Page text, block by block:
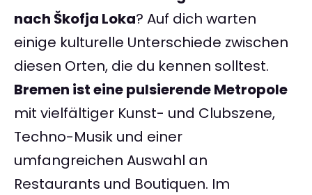
nach Škofja Loka? Auf dich warten
einige kulturelle Unterschiede zwischen
diesen Orten, die du kennen solltest.
Bremen ist eine pulsierende Metropole
mit vielfältiger Kunst- und Clubszene,
Techno-Musik und einer
umfangreichen Auswahl an
Restaurants und Boutiquen. Im